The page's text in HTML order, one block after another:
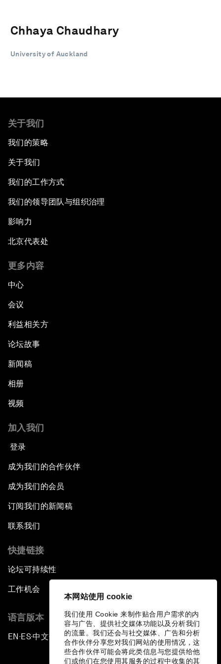
本网站使用 cookie
我们使用 Cookie 来制作贴合用户需求的内
容与广告、提供社交媒体功能以及分析我们
的流量。我们还会与社交媒体、广告和分析
合作伙伴分享您对我们网站的使用情况，这
些合作伙伴可能会将此类信息与您提供给他
们或他们在您使用其服务的过程中收集的其
Chhaya Chaudhary
University of Auckland
关于我们
我们的策略
关于我们
我们的工作方式
我们的领导团队与组织治理
影响力
北京代表处
更多内容
中心
会议
利益相关方
论坛故事
新闻稿
相册
视频
加入我们
登录
成为我们的合作伙伴
成为我们的会员
订阅我们的新闻稿
联系我们
快捷链接
论坛可持续性
工作机会
语言版本
EN ▪ES▪中文▪ 日本語